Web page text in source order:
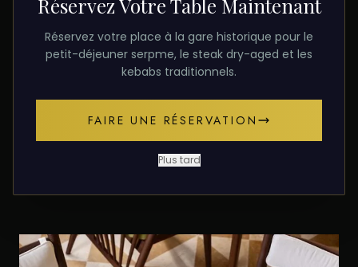
PETIT-DÉJEUNER 10 décembre 2025
Notre Culture du Petit-
Moment de la Matinée
Les détails qui rendent le petit-déjeuner Mahsun
Réservez Votre Table Maintenant
Réservez votre place à la gare historique pour le
petit-déjeuner serpme, le steak dry-aged et les
kebabs traditionnels.
FAIRE UNE RÉSERVATION
Plus tard